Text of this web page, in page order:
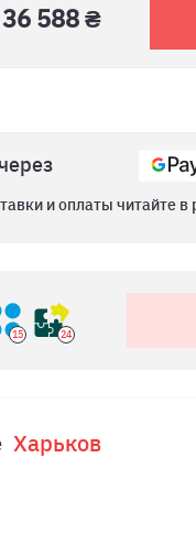
36 588 ₴
и оплаты читайте в
15 24
Харьков